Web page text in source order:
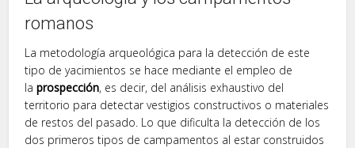
romanos
La metodología arqueológica para la detección de este
tipo de yacimientos se hace mediante el empleo de
laprospección, es decir, del análisis exhaustivo del
territorio para detectar vestigios constructivos o materiales
de restos del pasado. Lo que dificulta la detección de los
dos primeros tipos de campamentos al estar construidos